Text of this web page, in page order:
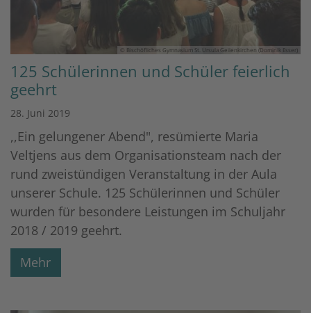
© Bischöfliches Gymnasium St. Ursula Geilenkirchen (Dominik Esser)
125 Schülerinnen und Schüler feierlich
geehrt
28. Juni 2019
,,Ein gelungener Abend", resümierte Maria
Veltjens aus dem Organisationsteam nach der
rund zweistündigen Veranstaltung in der Aula
unserer Schule. 125 Schülerinnen und Schüler
wurden für besondere Leistungen im Schuljahr
2018 / 2019 geehrt.
Mehr